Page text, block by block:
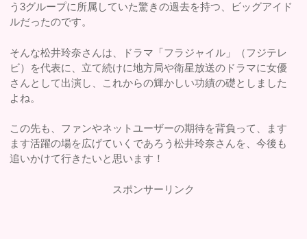
う3グループに所属していた驚きの過去を持つ、ビッグアイド
ルだったのです。
そんな松井玲奈さんは、ドラマ「フラジャイル」（フジテレ
ビ）を代表に、立て続けに地方局や衛星放送のドラマに女優
さんとして出演し、これからの輝かしい功績の礎としました
よね。
この先も、ファンやネットユーザーの期待を背負って、ます
ます活躍の場を広げていくであろう松井玲奈さんを、今後も
追いかけて行きたいと思います！
スポンサーリンク